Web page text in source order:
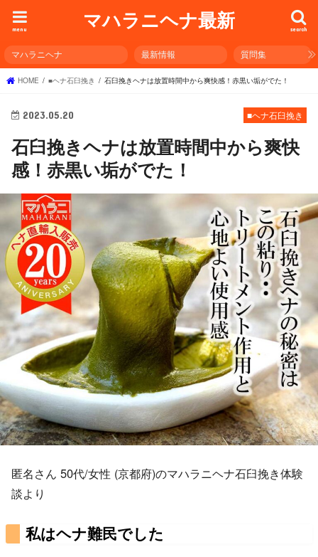
マハラニヘナ最新 search
menu
マハラニヘナ 最新情報 質問集
HOME ■ヘナ石臼挽き 石臼挽きヘナは放置時間中から爽快感！赤黒い垢がでた！
■ヘナ石臼挽き
2023.05.20
石臼挽きヘナは放置時間中から爽快
感！赤黒い垢がでた！
匿名さん 50代/女性 (京都府)のマハラニヘナ石臼挽き体験
談より
私はヘナ難民でした